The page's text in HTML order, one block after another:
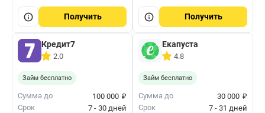
Получить Получить
Кредит7
2.0
Займ бесплатно
Сумма до 100 000 ₽
Срок
7 - 30 дней
Екапуста
4.8
Займ бесплатно
Сумма до 30 000 ₽
Срок
7 - 31 дней